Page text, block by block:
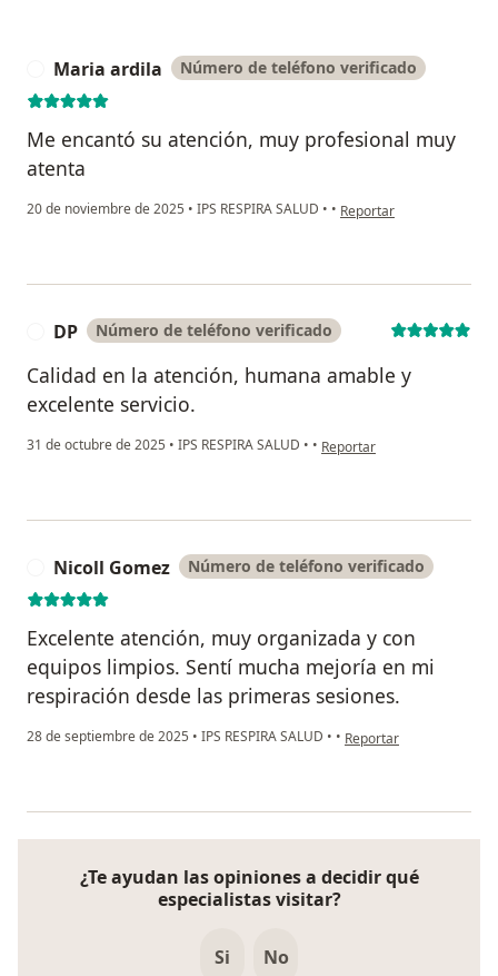
Maria ardila Número de teléfono verificado
Me encantó su atención, muy profesional muy
atenta
20 de noviembre de 2025 • IPS RESPIRA SALUD • • en opinión del usuario
Reportar
DP Número de teléfono verificado
Calidad en la atención, humana amable y
excelente servicio.
31 de octubre de 2025 • IPS RESPIRA SALUD • • en opinión del usuario DP
Reportar
Nicoll Gomez Número de teléfono verificado
Excelente atención, muy organizada y con
equipos limpios. Sentí mucha mejoría en mi
respiración desde las primeras sesiones.
28 de septiembre de 2025 • IPS RESPIRA SALUD • • en opinión del usuario
Reportar
¿Te ayudan las opiniones a decidir qué
especialistas visitar?
Si No